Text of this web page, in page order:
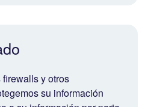
y otros
su información